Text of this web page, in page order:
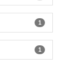
1
1